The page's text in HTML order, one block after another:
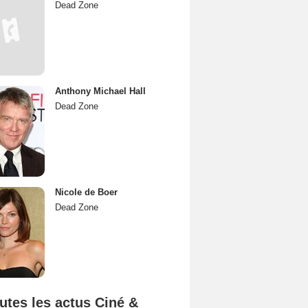
Dead Zone
Anthony Michael Hall
Dead Zone
Nicole de Boer
Dead Zone
les actus Ciné &